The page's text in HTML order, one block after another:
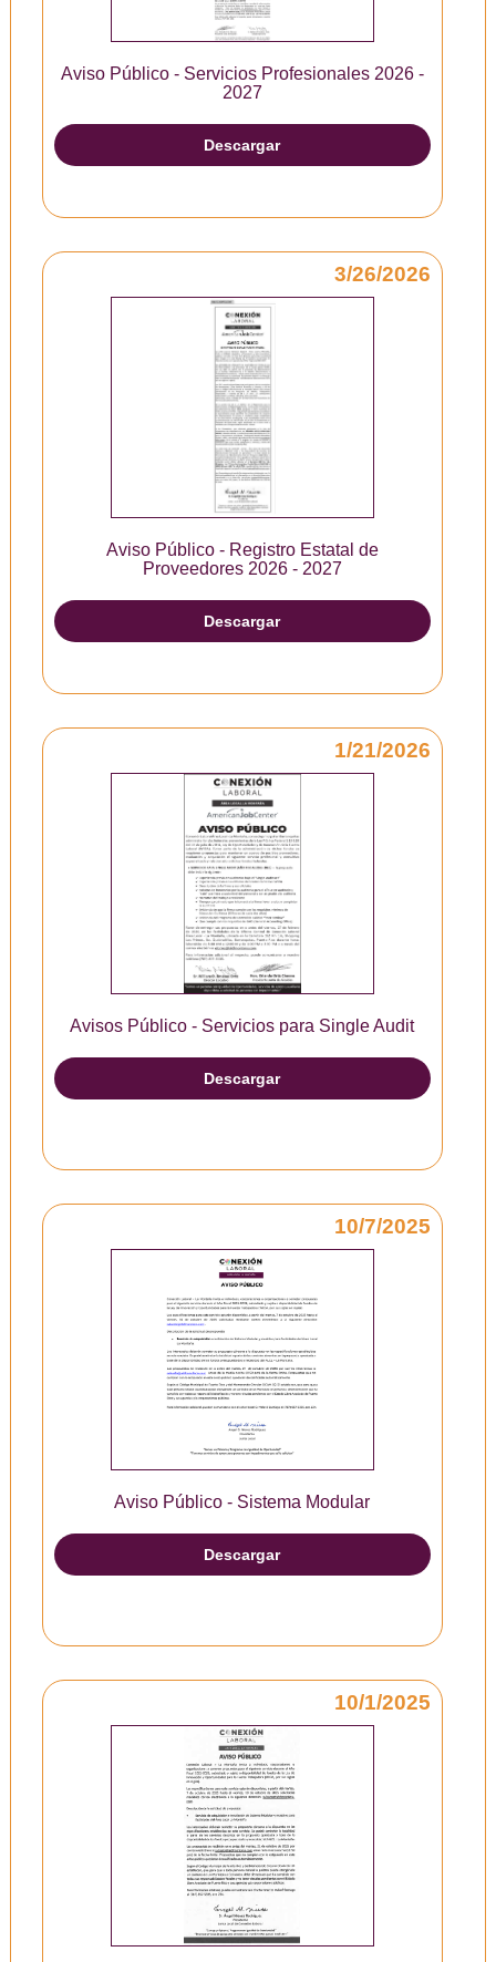
Aviso Público - Servicios Profesionales 2026 -
2027
Descargar
3/26/2026
Aviso Público - Registro Estatal de
Proveedores 2026 - 2027
Descargar
1/21/2026
Avisos Público - Servicios para Single Audit
Descargar
10/7/2025
Aviso Público - Sistema Modular
Descargar
10/1/2025